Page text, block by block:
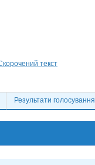
Результати голосування